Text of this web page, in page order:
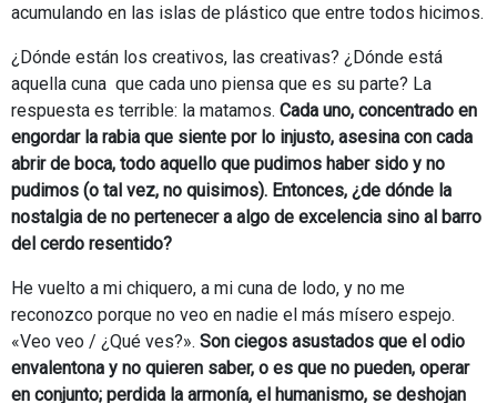
acumulando en las islas de plástico que entre todos hicimos.
¿Dónde están los creativos, las creativas? ¿Dónde está
aquella cuna que cada uno piensa que es su parte? La
respuesta es terrible: la matamos. Cada uno, concentrado en
engordar la rabia que siente por lo injusto, asesina con cada
abrir de boca, todo aquello que pudimos haber sido y no
pudimos (o tal vez, no quisimos). Entonces, ¿de dónde la
nostalgia de no pertenecer a algo de excelencia sino al barro
del cerdo resentido?
He vuelto a mi chiquero, a mi cuna de lodo, y no me
reconozco porque no veo en nadie el más mísero espejo.
«Veo veo / ¿Qué ves?». Son ciegos asustados que el odio
envalentona y no quieren saber, o es que no pueden, operar
en conjunto; perdida la armonía, el humanismo, se deshojan